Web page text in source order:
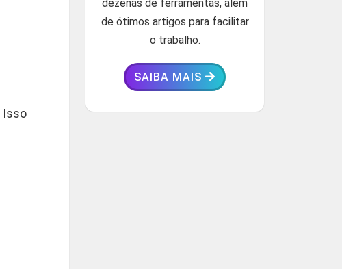
Isso
dezenas de ferramentas, além
de ótimos artigos para facilitar
o trabalho.
SAIBA MAIS